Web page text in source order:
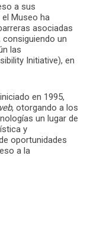
a sus
Museo ha
asociadas
un
las
Initiative), en
en 1995,
, otorgando a los
un lugar de
y
oportunidades
a la